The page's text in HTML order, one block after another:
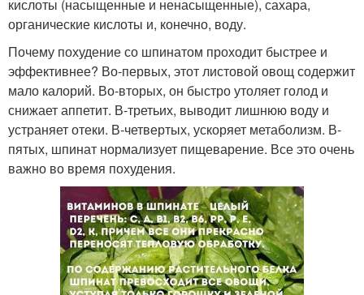
кислоты (насыщенные и ненасыщенные), сахара,
органические кислоты и, конечно, воду.
Почему похудение со шпинатом проходит быстрее и
эффективнее? Во-первых, этот листовой овощ содержит
мало калорий. Во-вторых, он быстро утоляет голод и
снижает аппетит. В-третьих, выводит лишнюю воду и
устраняет отеки. В-четвертых, ускоряет метаболизм. В-
пятых, шпинат нормализует пищеварение. Все это очень
важно во время похудения.